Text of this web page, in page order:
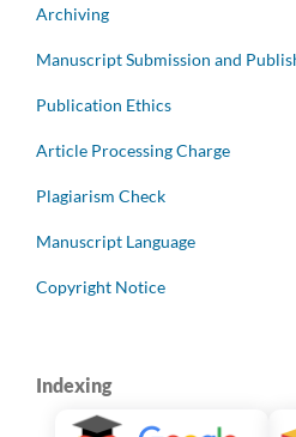
Archiving
Manuscript Submission and
Publication Ethics
Article Processing Charge
Plagiarism Check
Manuscript Language
Copyright Notice
Indexing